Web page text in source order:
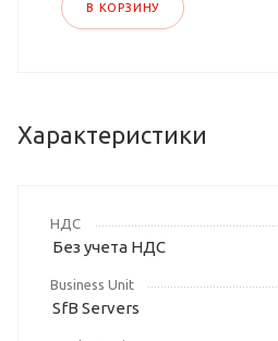
В КОРЗИНУ
Характеристики
НДС
Без учета НДС
Business Unit
SfB Servers